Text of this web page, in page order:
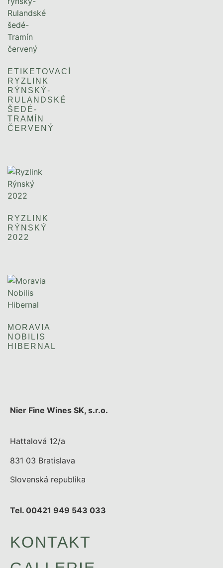
ETIKETOVACÍ
RYZLINK
RÝNSKÝ-
RULANDSKÉ
ŠEDÉ-
TRAMÍN
ČERVENÝ
RYZLINK
RÝNSKÝ
2022
MORAVIA
NOBILIS
HIBERNAL
Nier Fine Wines SK, s.r.o.
Hattalová 12/a
831 03 Bratislava
Slovenská republika
Tel. 00421 949 543 033
KONTAKT